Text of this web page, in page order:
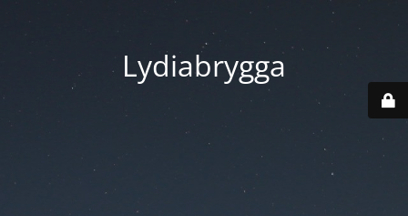
Lydiabrygga